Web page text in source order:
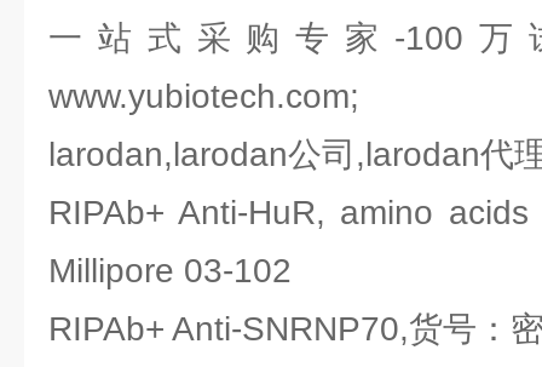
一站式采购专家-100万
www.yubiotech.com;
larodan,larodan公司,larodan代
RIPAb+ Anti-HuR, amino
Millipore 03-102
RIPAb+ Anti-SNRNP70,货号：